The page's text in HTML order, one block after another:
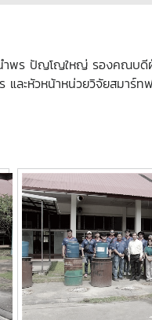
พร ปัญโญใหญ่ รองคณบดีฝ่
ะหัวหน้าหน่วยวิจัยสมาร์ท